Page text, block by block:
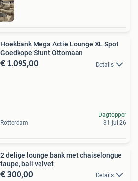
Hoekbank Mega Actie Lounge XL Spot
Goedkope Stunt Ottomaan
€ 1.095,00 Details
Rotterdam
Dagtopper
31 jul 26
2 delige lounge bank met chaiselongue
taupe, bali velvet
€ 300,00 Details